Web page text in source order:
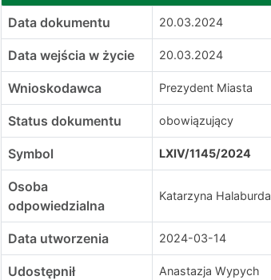
Data dokumentu 20.03.2024
Data wejścia w życie 20.03.2024
Wnioskodawca Prezydent Miasta
Status dokumentu obowiązujący
Symbol LXIV/1145/2024
Osoba
odpowiedzialna
Katarzyna Halaburda
Data utworzenia 2024-03-14
Udostępnił Anastazja Wypych